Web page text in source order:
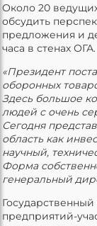
Около 20
обсудить
предложения и
часа в стенах ОГА.
«Президент
оборонных
Здесь большое
людей с очень
Сегодня
область как
научный,
Форма
генеральный
предприятий-